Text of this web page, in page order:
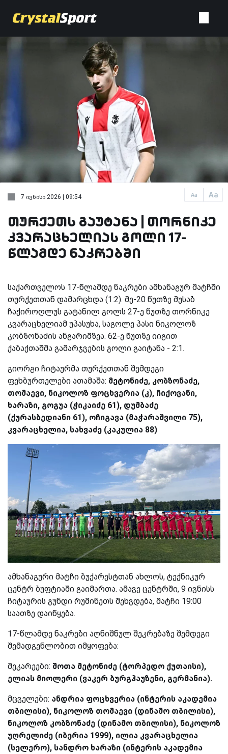
Aa Aa
7 ივნისი 2026 | 09:54
თურქეთს გაუტანა | თორნიკე
კვარაცხელიას გოლი 17-
წლამდე ნაკრებში
საქართველოს 17-წლამდე ნაკრები ამხანაგურ მატჩში
თურქეთთან დამარცხდა (1:2). მე-20 წუთზე მუსაბ
ჩაქიროღლუს გატანილ გოლს 27-ე წუთზე თორნიკე
კვარაცხელიამ უპასუხა, საგოლე პასი ნიკოლოზ
კობზონაძის ანგარიშზეა. 62-ე წუთზე იიგით
ქაბაქთაშმა გამარჯვების გოლი გაიტანა - 2:1.
გიორგი ჩიტაურმა თურქეთთან შემდეგი
ფეხბურთელები ათამაშა: მეტონიძე, კობზონაძე,
თომაევი, ნიკოლოზ ფოცხვერია (კ), ჩიქოვანი,
ხარაზი, გოგუა (ჭიკაიძე 61), დუმბაძე
(ქურასბედიანი 61), ოჩიგავა (მაჭარაშვილი 75),
კვარაცხელია, სახვაძე (კაკულია 88)
ამხანაგური მატჩი ბუქარესტთან ახლოს, ტექნიკურ
ცენტრ ბუფტიაში გაიმართა. ამავე ცენტრში, 9 ივნისს
ჩიტაურის გუნდი რუმინეთს შეხვდება, მატჩი 19:00
საათზე დაიწყება.
17-წლამდე ნაკრები აღნიშნულ შეკრებაზე შემდეგი
შემადგენლობით იმყოფება:
მეკარეები: შოთა მეტონიძე (ტორპედო ქუთაისი),
ელიას მიოლერი (ვაკერ ბურგჰაუზენი, გერმანია).
მცველები: ანდრია ფოცხვერია (ინტერის აკადემია
თბილისი), ნიკოლოზ თომაევი (დინამო თბილისი),
ნიკოლოზ კობზონაძე (დინამო თბილისი), ნიკოლოზ
უღრელიძე (იბერია 1999), ილია კვარაცხელია
(სელერო), სანდრო ხარაზი (ინტერის აკადემია